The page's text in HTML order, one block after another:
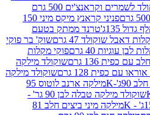
קרם שוקולד לשמרים וקראנצ'ים 500 גרם
פניני קראנץ מיקס מיני 150
טרנד ממתק בטעם
47 גרם
שוק' בר פוקי
פוקי מקלות
שוקולד מילקה
גרם
שוקולד מילקה
מילקה ארנב לוטוס 95
שוקולד מילקה טבלה לבן 90 גר' -
מילקה מיני ביצים חלב 81